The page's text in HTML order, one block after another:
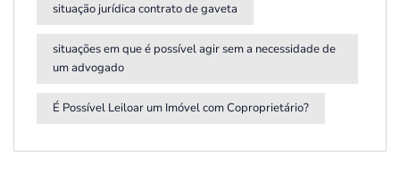
situação jurídica contrato de gaveta
situações em que é possível agir sem a necessidade de
um advogado
É Possível Leiloar um Imóvel com Coproprietário?